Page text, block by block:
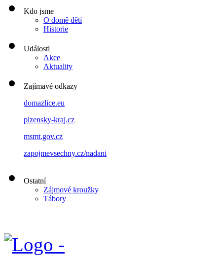
Kdo jsme
O domě dětí
Historie
Události
Akce
Aktuality
Zajímavé odkazy
domazlice.eu
plzensky-kraj.cz
msmt.gov.cz
zapojmevsechny.cz/nadani
Ostatní
Zájmové kroužky
Tábory